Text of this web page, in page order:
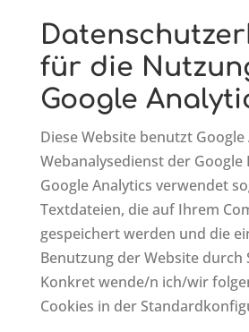
für die
Google
Diese Website benutzt Google
Webanalysedienst der Google
Google Analytics verwendet
Textdateien, die auf Ihrem
gespeichert werden und die
Benutzung der Website durch
Konkret wende/n ich/wir
Cookies in der